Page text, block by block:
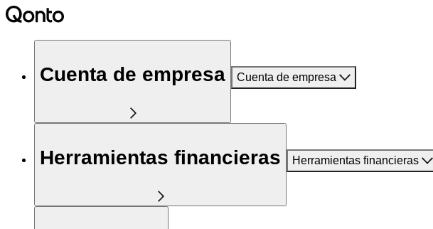
Cuenta de empresa Cuenta de empresa
Herramientas financieras Herramientas financieras